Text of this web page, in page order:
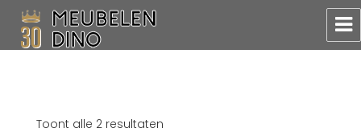
Toont alle 2 resultaten